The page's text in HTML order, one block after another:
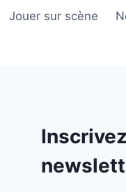
Jouer sur scène